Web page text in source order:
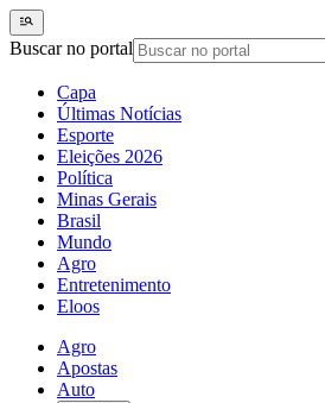
Buscar no portal
Capa
Últimas Notícias
Esporte
Eleições 2026
Política
Minas Gerais
Brasil
Mundo
Agro
Entretenimento
Eloos
Agro
Apostas
Auto